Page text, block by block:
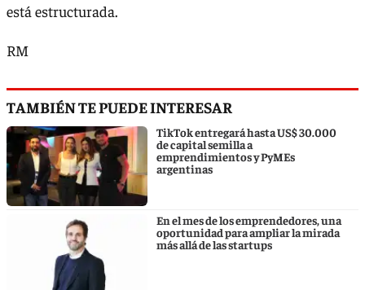
está estructurada.
RM
TAMBIÉN TE PUEDE INTERESAR
TikTok entregará hasta US$ 30.000
de capital semilla a
emprendimientos y PyMEs
argentinas
En el mes de los emprendedores, una
oportunidad para ampliar la mirada
más allá de las startups